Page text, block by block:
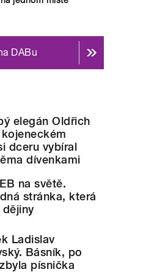
DABu
elegán Oldřich
kojeneckém
dceru vybíral
dívenkami
na světě.
stránka, která
dějiny
Ladislav
Básník, po
písnička